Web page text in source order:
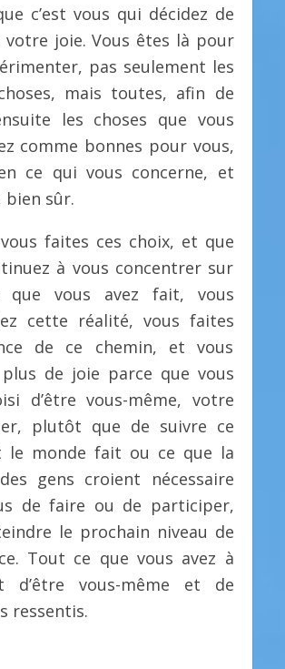
c’est vous qui décidez de
votre joie. Vous êtes là pour
pas seulement les
mais toutes, afin de
les choses que vous
comme bonnes pour vous,
ce qui vous concerne, et
bien sûr.
faites ces choix, et que
à vous concentrer sur
que vous avez fait, vous
cette réalité, vous faites
de ce chemin, et vous
de joie parce que vous
d’être vous-même, votre
plutôt que de suivre ce
le monde fait ou ce que la
gens croient nécessaire
de faire ou de participer,
le prochain niveau de
Tout ce que vous avez à
d’être vous-même et de
ressentis.